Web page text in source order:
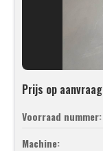
Prijs op aanvraag
Voorraad nummer:
Machine: